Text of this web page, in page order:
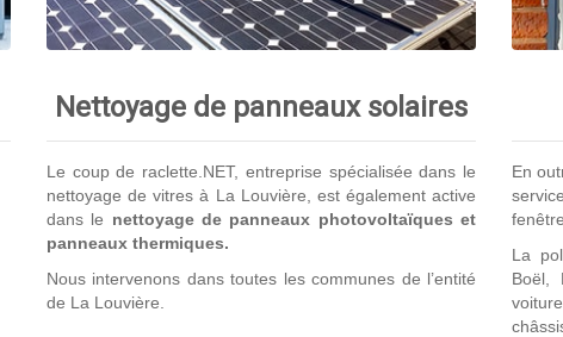
Nettoyage de panneaux solaires
Le coup de raclette.NET, entreprise spécialisée dans le
nettoyage de vitres à La Louvière, est également active
dans le nettoyage de panneaux photovoltaïques et
panneaux thermiques.
Nous intervenons dans toutes les communes de l’entité
de La Louvière.
En
La
Boël,